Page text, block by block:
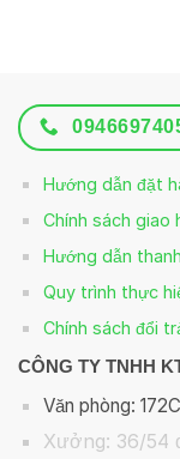
Hướng dẫn đặt
Chính sách giao
Hướng dẫn
Quy trình thực
Chính sách đổi
CÔNG TY TNHH
Văn phòng:
Xưởng: 36/54